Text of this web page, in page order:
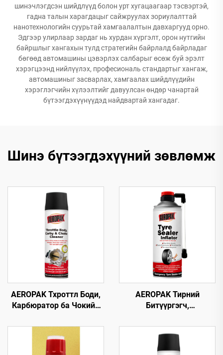
шинэчлэгдсэн шийдлүүд болон урт хугацаагаар тэсвэртэй,
гадна талын харагдацыг сайжруулах зориулалттай
нанотехнологийн суурьтай хамгаалалтын давхаргууд орно.
Эдгээр улирлаар зардаг нь хурдан хүргэлт, орон нутгийн
байршлыг хангахын тулд стратегийн байрлалд байрладаг
бөгөөд автомашины цэвэрлэх салбарыг өсөж буй эрэлт
хэрэгцээнд нийлүүлэх, професиональ стандартыг хангаж,
автомашиныг засварлах, хамгаалах шийдлүүдийн
хэрэглэгчийн хүлээлтийг давуулсан өндөр чанартай
бүтээгдэхүүнүүдэд найдвартай хангадаг.
Шинэ бүтээгдэхүүний зөвлөмж
AEROPAK Тхроттл Боди,
Карбюратор ба Чокийн
Машины Карб Цэвэрлэгч
AEROPAK Тирний
Битүүргэгч,
Тирний Яаралтай Засвар,
Агааржуулалт Зовхон
Агаарын Компрессортой